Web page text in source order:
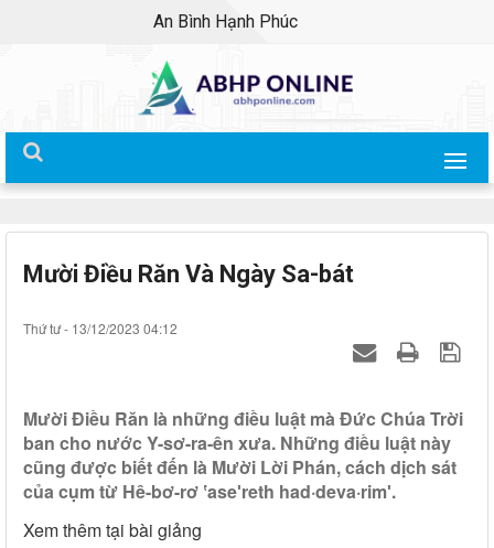
An Bình Hạnh Phúc
Mười Điều Răn Và Ngày Sa-bát
Thứ tư - 13/12/2023 04:12
Mười Điều Răn là những điều luật mà Đức Chúa Trời
ban cho nước Y-sơ-ra-ên xưa. Những điều luật này
cũng được biết đến là Mười Lời Phán, cách dịch sát
của cụm từ Hê-bơ-rơ ʽaseʹreth had·deva·rimʹ.
Xem thêm tại bài giảng